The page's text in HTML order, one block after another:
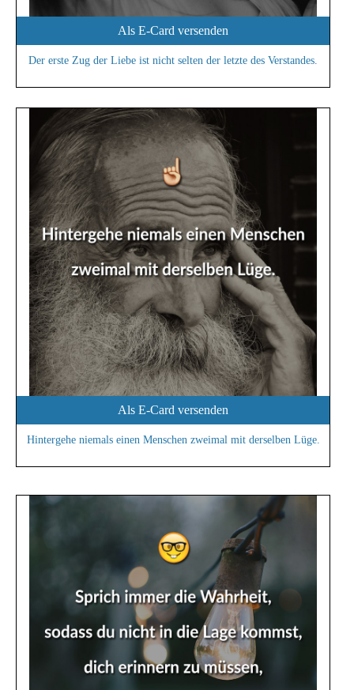
Als E-Card versenden
Der erste Zug der Liebe ist nicht selten der letzte des Verstandes.
Als E-Card versenden
Hintergehe niemals einen Menschen zweimal mit derselben Lüge.